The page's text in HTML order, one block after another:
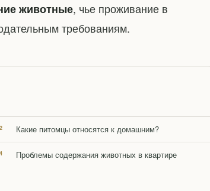
животные, чье проживание в
требованиям.
Какие питомцы относятся к домашним?
Проблемы содержания животных в квартире